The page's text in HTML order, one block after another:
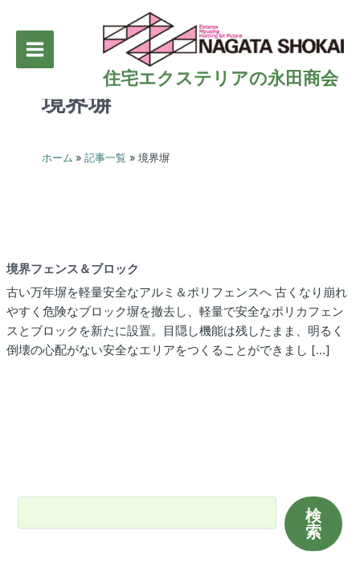
Main
Menu
住宅エクステリアの永田商会
境界塀
ホーム 記事一覧 境界塀
境界フェンス＆ブロック
古い万年塀を軽量安全なアルミ＆ポリフェンスへ 古くなり崩れ
やすく危険なブロック塀を撤去し、軽量で安全なポリカフェン
スとブロックを新たに設置。目隠し機能は残したまま、明るく
倒壊の心配がない安全なエリアをつくることができまし […]
検
索